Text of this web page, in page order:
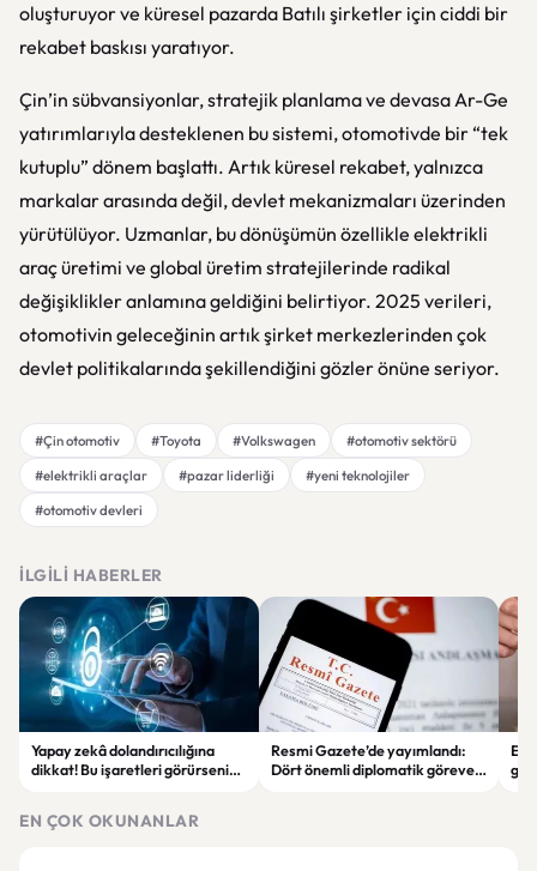
oluşturuyor ve küresel pazarda Batılı şirketler için ciddi bir
rekabet baskısı yaratıyor.
Çin’in sübvansiyonlar, stratejik planlama ve devasa Ar-Ge
yatırımlarıyla desteklenen bu sistemi, otomotivde bir “tek
kutuplu” dönem başlattı. Artık küresel rekabet, yalnızca
markalar arasında değil, devlet mekanizmaları üzerinden
yürütülüyor. Uzmanlar, bu dönüşümün özellikle elektrikli
araç üretimi ve global üretim stratejilerinde radikal
değişiklikler anlamına geldiğini belirtiyor. 2025 verileri,
otomotivin geleceğinin artık şirket merkezlerinden çok
devlet politikalarında şekillendiğini gözler önüne seriyor.
#Çin otomotiv #Toyota #Volkswagen
#otomotiv sektörü
#elektrikli araçlar
#pazar liderliği
#yeni teknolojiler
#otomotiv devleri
İLGILI HABERLER
Yapay zekâ dolandırıcılığına
dikkat! Bu işaretleri görürseniz
Resmi Gazete’de yayımlandı:
Dört önemli diplomatik göreve
EN ÇOK OKUNANLAR